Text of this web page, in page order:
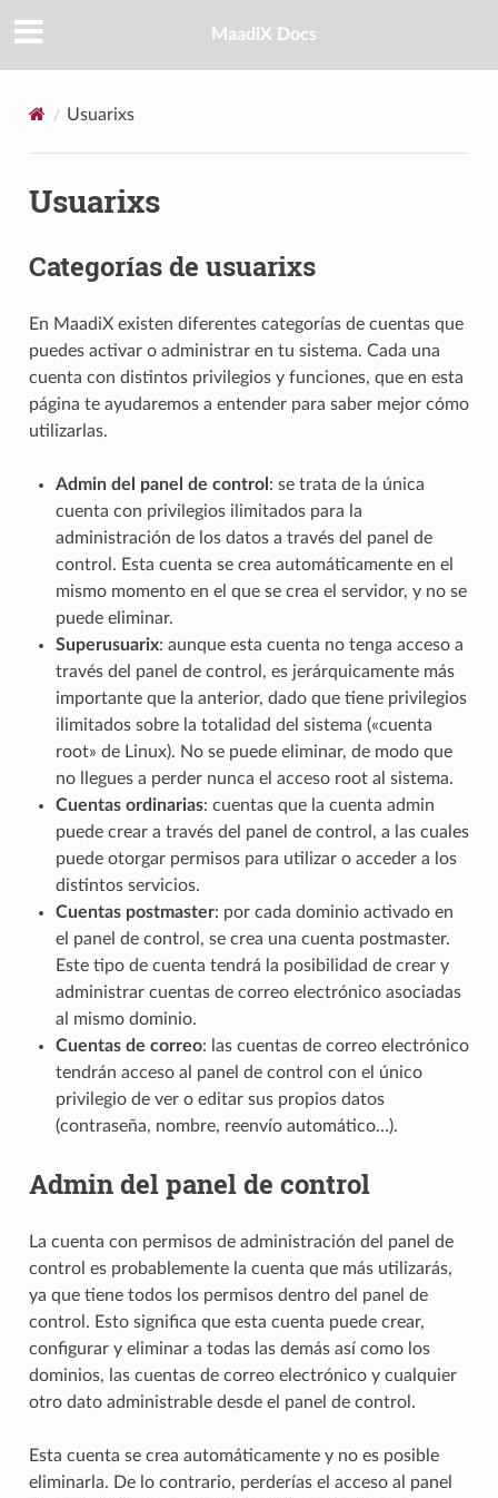
MaadiX Docs
Usuarixs
Usuarixs
Categorías de usuarixs
En MaadiX existen diferentes categorías de cuentas que
puedes activar o administrar en tu sistema. Cada una
cuenta con distintos privilegios y funciones, que en esta
página te ayudaremos a entender para saber mejor cómo
utilizarlas.
Admin del panel de control : se trata de la única
cuenta con privilegios ilimitados para la
administración de los datos a través del panel de
control. Esta cuenta se crea automáticamente en el
mismo momento en el que se crea el servidor, y no se
puede eliminar.
Superusuarix: aunque esta cuenta no tenga acceso a
través del panel de control, es jerárquicamente más
importante que la anterior, dado que tiene privilegios
ilimitados sobre la totalidad del sistema («cuenta
root» de Linux). No se puede eliminar, de modo que
no llegues a perder nunca el acceso root al sistema.
Cuentas ordinarias: cuentas que la cuenta admin
puede crear a través del panel de control, a las cuales
puede otorgar permisos para utilizar o acceder a los
distintos servicios.
Cuentas postmaster: por cada dominio activado en
el panel de control, se crea una cuenta postmaster.
Este tipo de cuenta tendrá la posibilidad de crear y
administrar cuentas de correo electrónico asociadas
al mismo dominio.
Cuentas de correo: las cuentas de correo electrónico
tendrán acceso al panel de control con el único
privilegio de ver o editar sus propios datos
(contraseña, nombre, reenvío automático…).
Admin del panel de control
La cuenta con permisos de administración del panel de
control es probablemente la cuenta que más utilizarás,
ya que tiene todos los permisos dentro del panel de
control. Esto significa que esta cuenta puede crear,
configurar y eliminar a todas las demás así como los
dominios, las cuentas de correo electrónico y cualquier
otro dato administrable desde el panel de control.
Esta cuenta se crea automáticamente y no es posible
eliminarla. De lo contrario, perderías el acceso al panel